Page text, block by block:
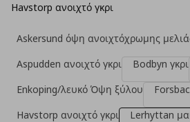
Havstorp ανοιχτό γκρι
Askersund όψη ανοιχτόχρωμης
Aspudden ανοιχτό γκρι
Bodbyn γκρι
Enkoping/λευκό Όψη ξύλου
Havstorp ανοιχτό γκρι
Lerhyttan